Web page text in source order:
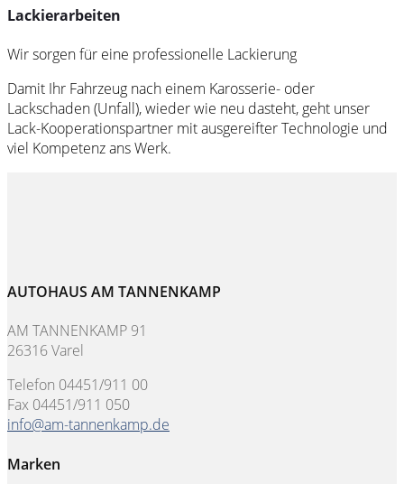
Lackierarbeiten
Wir sorgen für eine professionelle Lackierung
Damit Ihr Fahrzeug nach einem Karosserie- oder
Lackschaden (Unfall), wieder wie neu dasteht, geht unser
Lack-Kooperationspartner mit ausgereifter Technologie und
viel Kompetenz ans Werk.
AUTOHAUS AM TANNENKAMP
AM TANNENKAMP 91
26316 Varel
Telefon 04451/911 00
Fax 04451/911 050
info@am-tannenkamp.de
Marken